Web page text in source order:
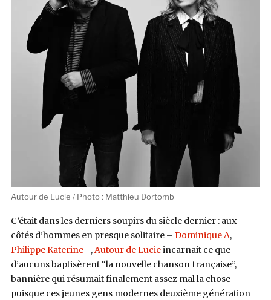
Autour de Lucie / Photo : Matthieu Dortomb
C’était dans les derniers soupirs du siècle dernier : aux
côtés d’hommes en presque solitaire – Dominique A,
Philippe Katerine–,Autour de Lucieincarnait ce que
d’aucuns baptisèrent “la nouvelle chanson française”,
bannière qui résumait finalement assez mal la chose
puisque ces jeunes gens modernes deuxième génération